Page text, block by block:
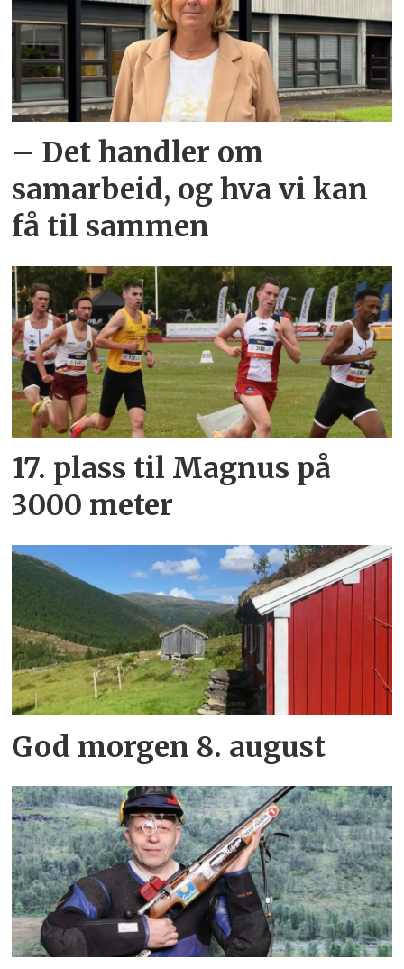
– Det handler om
samarbeid, og hva vi kan
få til sammen
17. plass til Magnus på
3000 meter
God morgen 8. august